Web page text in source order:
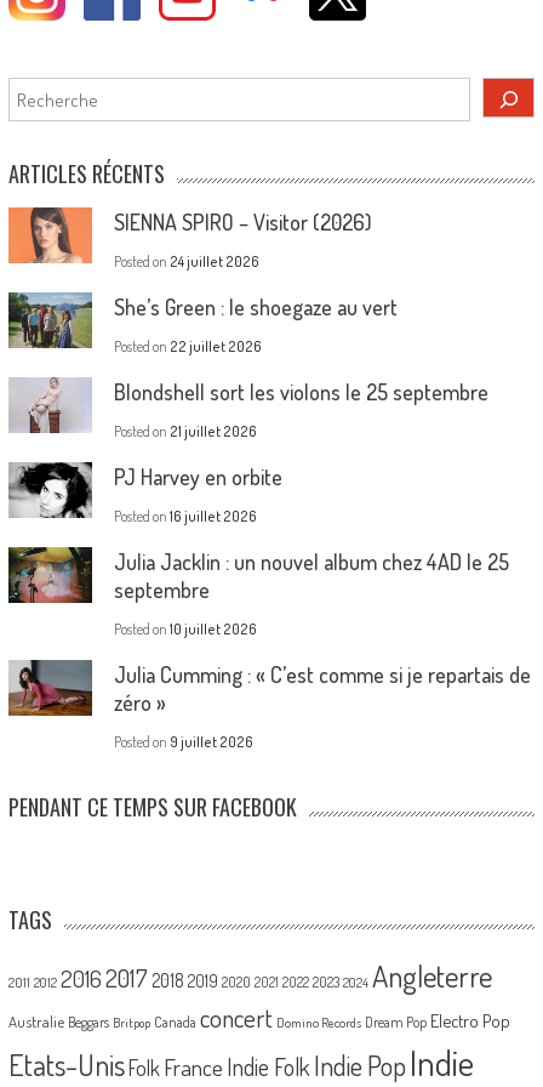
Rechercher
ARTICLES RÉCENTS
SIENNA SPIRO – Visitor (2026)
Posted on 24 juillet 2026
She’s Green : le shoegaze au vert
Posted on 22 juillet 2026
Blondshell sort les violons le 25 septembre
Posted on 21 juillet 2026
PJ Harvey en orbite
Posted on 16 juillet 2026
Julia Jacklin : un nouvel album chez 4AD le 25
septembre
Posted on 10 juillet 2026
Julia Cumming : « C’est comme si je repartais de
zéro »
Posted on 9 juillet 2026
PENDANT CE TEMPS SUR FACEBOOK
TAGS
2011 2012 20162017 2018 2019 2020 2021 2022 2023 2024 Angleterre
Australie Beggars Britpop Canada concert Domino Records Dream Pop Electro Pop
Etats-UnisFolk France Indie FolkIndie PopIndie